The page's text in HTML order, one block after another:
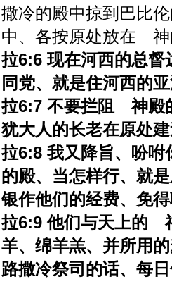
撒冷的殿中掠到巴比
中、各按原处放在 神
拉6:6 现在河西的总督
同党、就是住河西的
拉6:7 不要拦阻 神殿
犹大人的长老在原处
拉6:8 我又降旨、吩
的殿、当怎样行、就
银作他们的经费、免
拉6:9 他们与天上的
羊、绵羊羔、并所用
路撒冷祭司的话、每